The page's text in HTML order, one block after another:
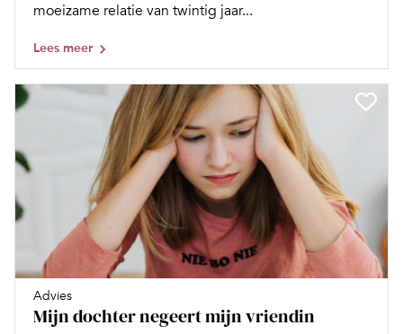
moeizame relatie van twintig jaar...
Lees meer
Advies
Mijn dochter negeert mijn vriendin